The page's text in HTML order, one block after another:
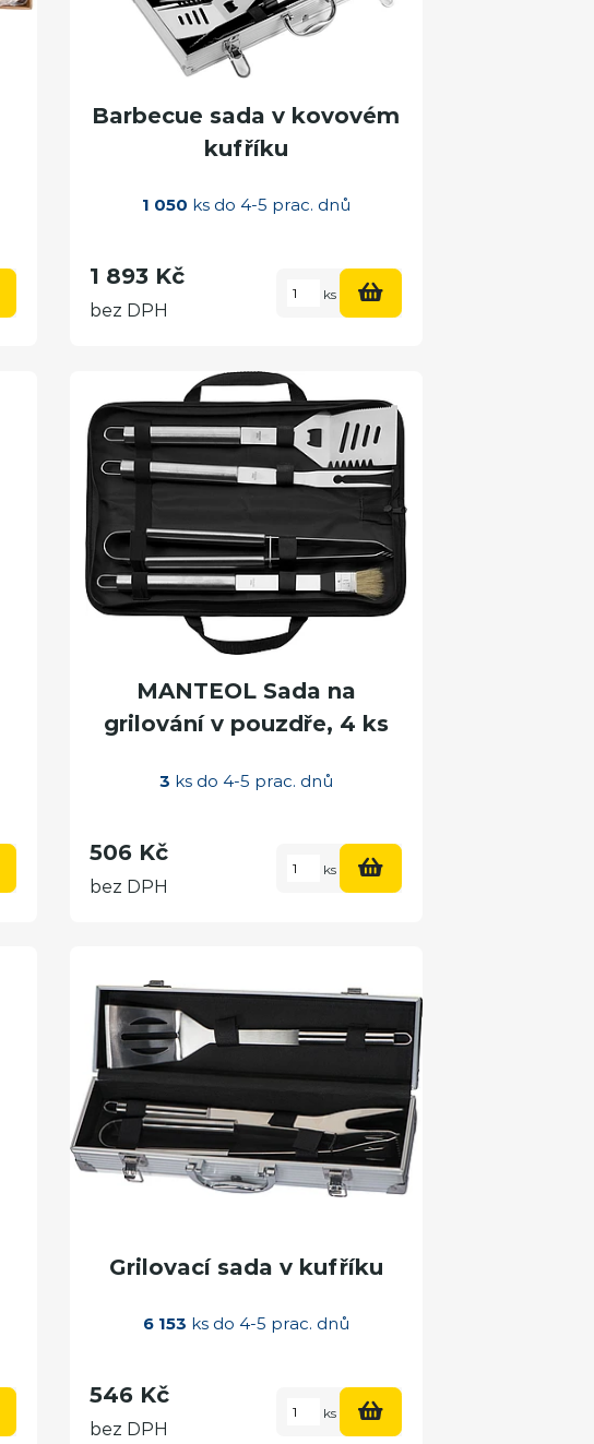
Barbecue sada v kovovém
kufříku
1 050 ks do 4-5 prac. dnů
1 893 Kč
bez DPH
ks
MANTEOL Sada na
grilování v pouzdře, 4 ks
3 ks do 4-5 prac. dnů
506 Kč
bez DPH
ks
Grilovací sada v kufříku
6 153 ks do 4-5 prac. dnů
546 Kč
bez DPH
ks